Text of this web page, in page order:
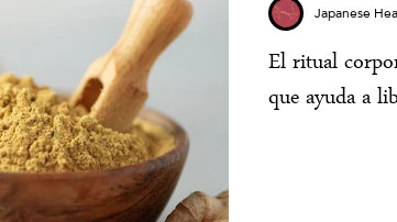
El ritual
que ayuda a
Japanese